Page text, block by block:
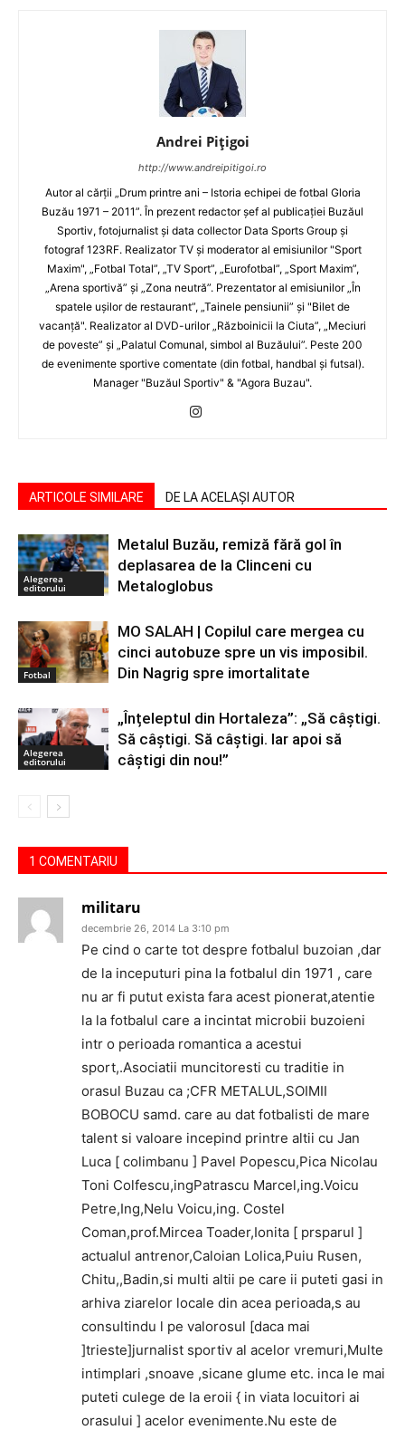
Andrei Pițigoi
http://www.andreipitigoi.ro
Autor al cărţii „Drum printre ani – Istoria echipei de fotbal Gloria
Buzău 1971 – 2011”. În prezent redactor şef al publicaţiei Buzăul
Sportiv, fotojurnalist şi data collector Data Sports Group şi
fotograf 123RF. Realizator TV şi moderator al emisiunilor "Sport
Maxim", „Fotbal Total”, „TV Sport”, „Eurofotbal”, „Sport Maxim”,
„Arena sportivă” şi „Zona neutră”. Prezentator al emisiunilor „În
spatele uşilor de restaurant”, „Tainele pensiunii” şi "Bilet de
vacanţă". Realizator al DVD-urilor „Războinicii la Ciuta”, „Meciuri
de poveste” şi „Palatul Comunal, simbol al Buzăului”. Peste 200
de evenimente sportive comentate (din fotbal, handbal şi futsal).
Manager "Buzăul Sportiv" & "Agora Buzau".
ARTICOLE SIMILARE DE LA ACELAȘI AUTOR
Alegerea
editorului
Metalul Buzău, remiză fără gol în
deplasarea de la Clinceni cu
Metaloglobus
Fotbal
MO SALAH | Copilul care mergea cu
cinci autobuze spre un vis imposibil.
Din Nagrig spre imortalitate
Alegerea
editorului
„Înțeleptul din Hortaleza”: „Să câștigi.
Să câștigi. Să câștigi. Iar apoi să
câștigi din nou!”
1 COMENTARIU
militaru
decembrie 26, 2014 La 3:10 pm
Pe cind o carte tot despre fotbalul buzoian ,dar
de la inceputuri pina la fotbalul din 1971 , care
nu ar fi putut exista fara acest pionerat,atentie
la la fotbalul care a incintat microbii buzoieni
intr o perioada romantica a acestui
sport,.Asociatii muncitoresti cu traditie in
orasul Buzau ca ;CFR METALUL,SOIMII
BOBOCU samd. care au dat fotbalisti de mare
talent si valoare incepind printre altii cu Jan
Luca [ colimbanu ] Pavel Popescu,Pica Nicolau
Toni Colfescu,ingPatrascu Marcel,ing.Voicu
Petre,Ing,Nelu Voicu,ing. Costel
Coman,prof.Mircea Toader,Ionita [ prsparul ]
actualul antrenor,Caloian Lolica,Puiu Rusen,
Chitu,,Badin,si multi altii pe care ii puteti gasi in
arhiva ziarelor locale din acea perioada,s au
consultindu l pe valorosul [daca mai
]trieste]jurnalist sportiv al acelor vremuri,Multe
intimplari ,snoave ,sicane glume etc. inca le mai
puteti culege de la eroii { in viata locuitori ai
orasului ] acelor evenimente.Nu este de